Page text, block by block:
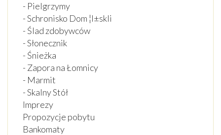
- Pielgrzymy
- Schronisko Dom ¦l±skli
- Ślad zdobywców
- Słonecznik
- Śnieżka
- Zapora na Łomnicy
- Marmit
- Skalny Stół
Imprezy
Propozycje pobytu
Bankomaty